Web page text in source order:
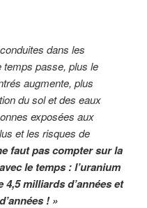
dans les
temps passe, plus le
augmente, plus
du sol et des eaux
exposées aux
et les risques de
faut pas compter sur la
le temps : l’uranium
milliards d’années et
! »